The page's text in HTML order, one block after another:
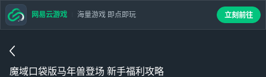
魔域口袋版马年兽登场 新手福利攻略
网易云游戏 海量游戏 即点即玩 立刻前往